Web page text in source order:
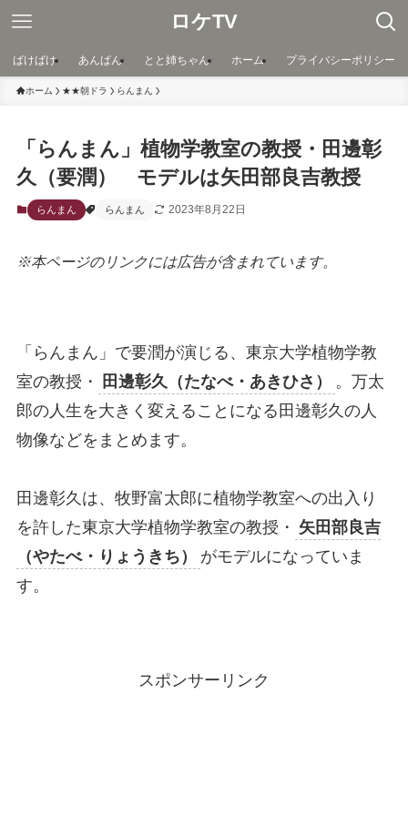
ロケTV
ばけばけ あんぱん とと姉ちゃん ホーム プライバシーポリシー
ホーム ★★朝ドラ らんまん
「らんまん」植物学教室の教授・田邊彰
久（要潤） モデルは矢田部良吉教授
らんまん らんまん 2023年8月22日
※本ページのリンクには広告が含まれています。
「らんまん」で要潤が演じる、東京大学植物学教
室の教授・
田邊彰久（たなべ・あきひさ）
。万太
郎の人生を大きく変えることになる田邊彰久の人
物像などをまとめます。
田邊彰久は、牧野富太郎に植物学教室への出入り
を許した東京大学植物学教室の教授・ 矢田部良吉
（やたべ・りょうきち）
がモデルになっていま
す。
スポンサーリンク